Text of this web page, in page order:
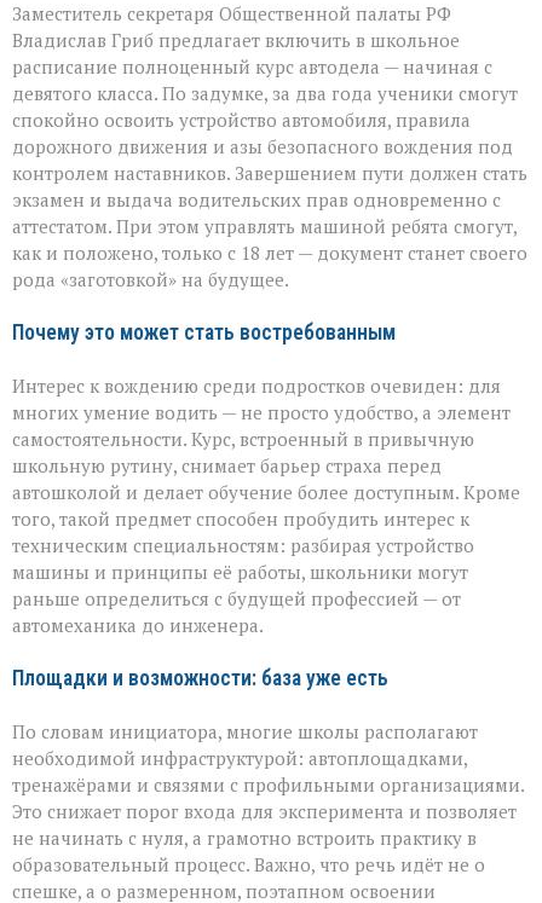
Заместитель секретаря Общественной палаты РФ
Владислав Гриб предлагает включить в школьное
расписание полноценный курс автодела — начиная с
девятого класса. По задумке, за два года ученики смогут
спокойно освоить устройство автомобиля, правила
дорожного движения и азы безопасного вождения под
контролем наставников. Завершением пути должен стать
экзамен и выдача водительских прав одновременно с
аттестатом. При этом управлять машиной ребята смогут,
как и положено, только с 18 лет — документ станет своего
рода «заготовкой» на будущее.
Почему это может стать востребованным
Интерес к вождению среди подростков очевиден: для
многих умение водить — не просто удобство, а элемент
самостоятельности. Курс, встроенный в привычную
школьную рутину, снимает барьер страха перед
автошколой и делает обучение более доступным. Кроме
того, такой предмет способен пробудить интерес к
техническим специальностям: разбирая устройство
машины и принципы её работы, школьники могут
раньше определиться с будущей профессией — от
автомеханика до инженера.
Площадки и возможности: база уже есть
По словам инициатора, многие школы располагают
необходимой инфраструктурой: автоплощадками,
тренажёрами и связями с профильными организациями.
Это снижает порог входа для эксперимента и позволяет
не начинать с нуля, а грамотно встроить практику в
образовательный процесс. Важно, что речь идёт не о
спешке, а о размеренном, поэтапном освоении